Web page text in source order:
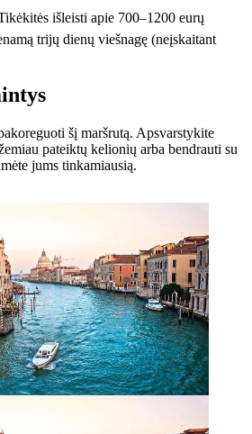
išleisti apie 700–1200 eurų
trijų dienų viešnagę (neįskaitant
šį maršrutą. Apsvarstykite
pateiktų kelionių arba bendrauti su
jums tinkamiausią.